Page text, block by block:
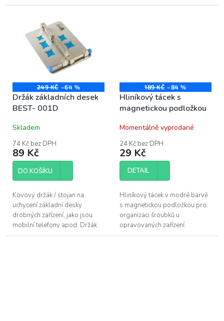
vlákna a nezanechávají za
249 KČ –64 %
Držák základních desek
BEST- 001D
Skladem
74 Kč bez DPH
89 Kč
DO KOŠÍKU
Kovový držák / stojan na
uchycení základní desky
drobných zařízení, jako jsou
mobilní telefony apod. Držák
se používá pro fixaci základní
189 KČ –84 %
Hliníkový tácek s
magnetickou podložkou
Momentálně vyprodané
24 Kč bez DPH
29 Kč
DETAIL
Hliníkový tácek v modré barvě
s magnetickou podložkou pro
organizaci šroubků u
opravovaných zařízení.
Velikost 10,8 x 9 x 1,3cm.